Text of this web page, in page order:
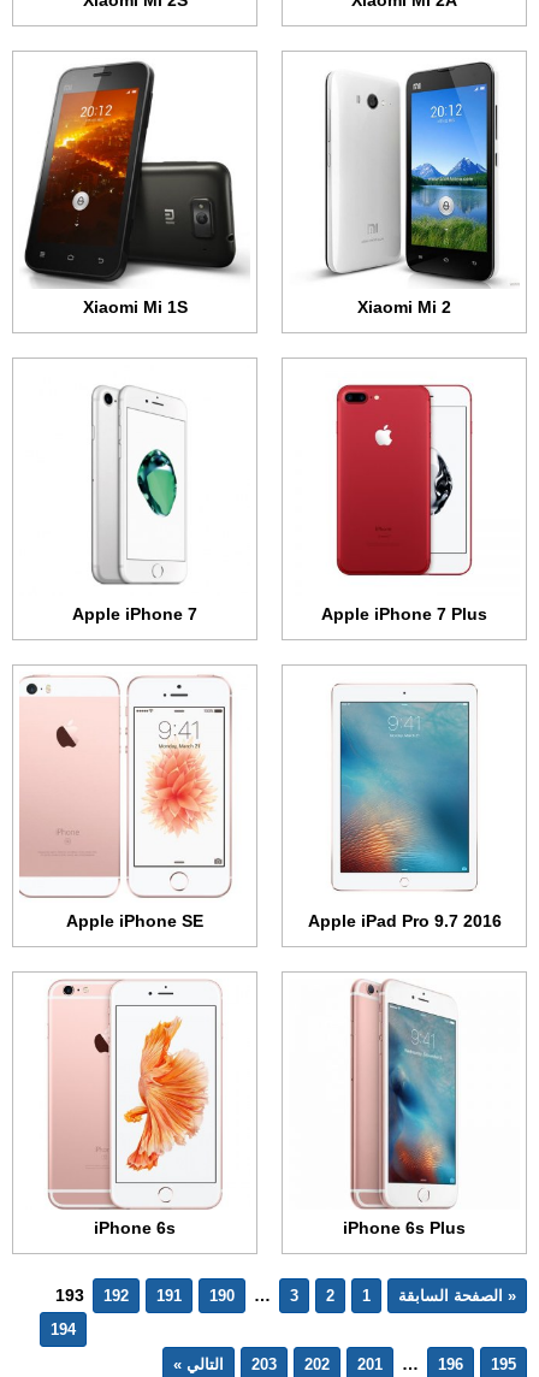
Xiaomi Mi 2
Xiaomi Mi 1S
Apple iPhone 7 Plus
الشاشة:5.5 بوصة 1080x1920 بكسل (FHD)
الذاكرة الداخلية:
الرام:3 جيجابت
الكاميرا:مزدوجة بدقة 12 ميجابكسل لكل واحدة
المعالج:رباعي النواة 2.34 جيجاهرتز
البطارية:2900 مللي أمبير
عرض الموصفات ←
Apple iPhone 7
الذاكرة الداخلية:32 أو 128 أو 256 جيجابايت
الرام:2 جيجابايت
الكاميرا:
المعالج:
رباعي النواة 2.34 جيجاهرتز
البطارية:
عرض الموصفات ←
Apple iPad Pro 9.7 2016
الشاشة:9.7 بوصة - 1536x2048 بكسل
الذاكرة الداخلية:
12 ميجابكسل بفتحة عدسة F/2.2
ثنائي النواة 2.16 جيجاهرتز
عرض الموصفات ←
Apple iPhone SE
ثنائي النواة 1.84 جيجاهرتز
عرض الموصفات ←
iPhone 6s Plus
IPS السي دي + 5.5 بوصة - 1080x1920 بكسل
الذاكرة الداخلية:
ثنائي النواة 1.84 جيجاهرتز
البطارية:2750 مللي أمبير
عرض الموصفات ←
iPhone 6s
الشاشة: IPS السي دي + 4.7 بوصة - 750x1334 بكسل
الذاكرة الداخلية:
16 أو 32 أو 64 أو 128 جيجابايت
الرام:2 جيجابايت
الكاميرا:12 ميجابكسل
المعالج:ثنائي النواة 1.84 جيجاهرتز
البطارية:
عرض الموصفات ←
« الصفحة السابقة 1
2
3
…
190
191
192
193
194
195
196
…
201
202
203 التالي »